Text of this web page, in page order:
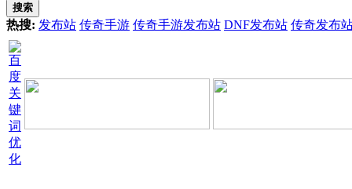
搜索
热搜: 发布站 传奇手游 传奇手游发布站 DNF发布站 传奇发布